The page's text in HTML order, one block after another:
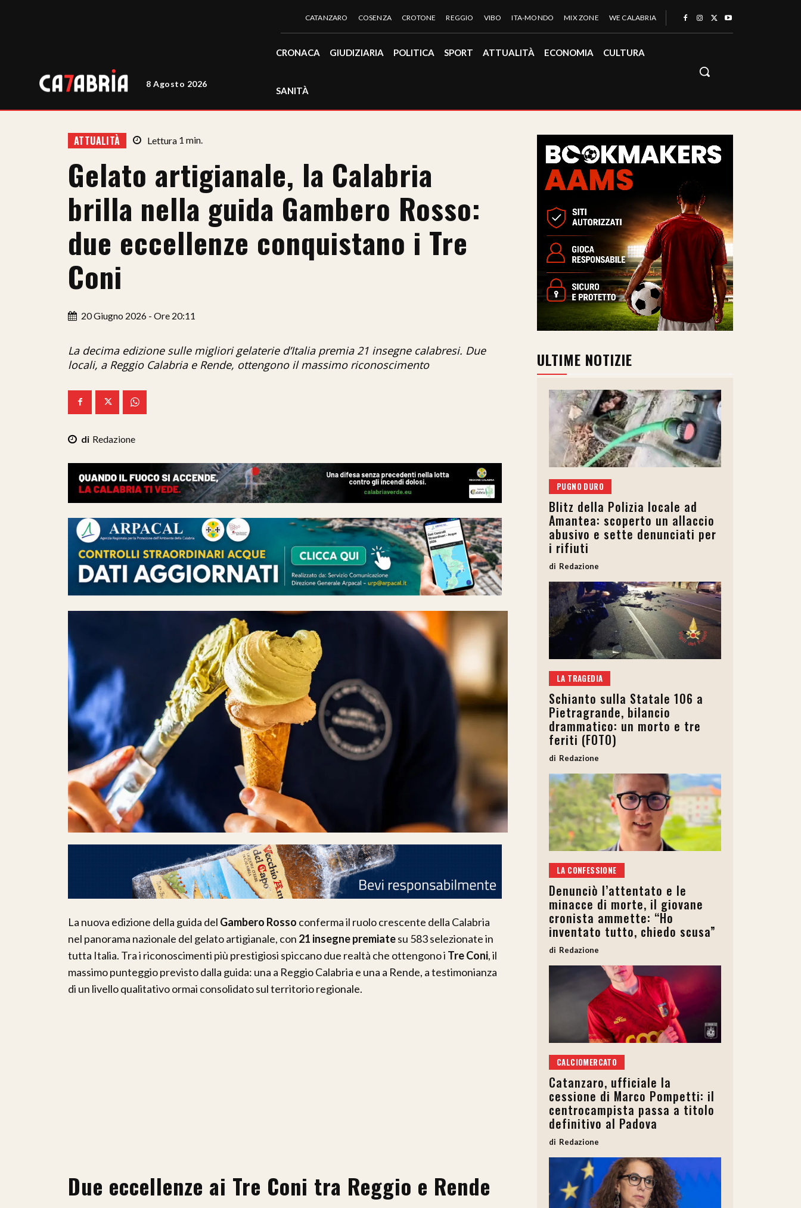
8 Agosto 2026
CATANZARO COSENZA CROTONE REGGIO VIBO ITA-MONDO MIX ZONE WE CALABRIA
CRONACA GIUDIZIARIA POLITICA SPORT ATTUALITÀ ECONOMIA CULTURA
SANITÀ
ATTUALITÀ Lettura 1 min.
Gelato artigianale, la Calabria
brilla nella guida Gambero Rosso:
due eccellenze conquistano i Tre
Coni
20 Giugno 2026 - Ore 20:11
La decima edizione sulle migliori gelaterie d’Italia premia 21 insegne calabresi. Due
locali, a Reggio Calabria e Rende, ottengono il massimo riconoscimento
Redazione
La nuova edizione della guida del Gambero Rosso conferma il ruolo crescente della Calabria
nel panorama nazionale del gelato artigianale, con 21 insegne premiatesu 583 selezionate in
tutta Italia. Tra i riconoscimenti più prestigiosi spiccano due realtà che ottengono i Tre Coni, il
massimo punteggio previsto dalla guida: una a Reggio Calabria e una a Rende, a testimonianza
di un livello qualitativo ormai consolidato sul territorio regionale.
Due eccellenze ai Tre Coni tra Reggio e Rende
ULTIME NOTIZIE
PUGNO DURO
Blitz della Polizia locale ad
Amantea: scoperto un allaccio
abusivo e sette denunciati per
i rifiuti
Redazione
LA TRAGEDIA
Schianto sulla Statale 106 a
Pietragrande, bilancio
drammatico: un morto e tre
feriti (FOTO)
Redazione
LA CONFESSIONE
Denunciò l’attentato e le
minacce di morte, il giovane
cronista ammette: “Ho
inventato tutto, chiedo scusa”
Redazione
CALCIOMERCATO
Catanzaro, ufficiale la
cessione di Marco Pompetti: il
centrocampista passa a titolo
definitivo al Padova
Redazione